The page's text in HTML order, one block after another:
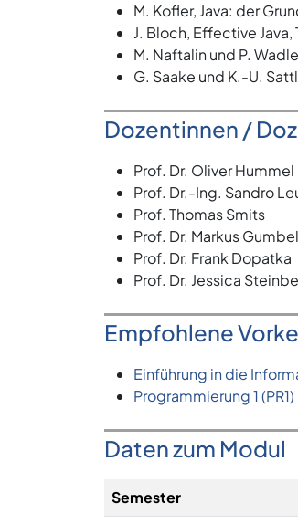
M. Kofler, Java: der
J. Bloch, Effective
M. Naftalin und P.
G. Saake und K.-U.
Dozentinnen /
Prof. Dr. Oliver Hummel
Prof. Dr.-Ing. Sandro
Prof. Thomas Smits
Prof. Dr. Markus Gumbel
Prof. Dr. Frank Dopatka
Prof. Dr. Jessica
Empfohlene
Einführung in die
Programmierung 1 (PR1)
Daten zum Modul
Semester